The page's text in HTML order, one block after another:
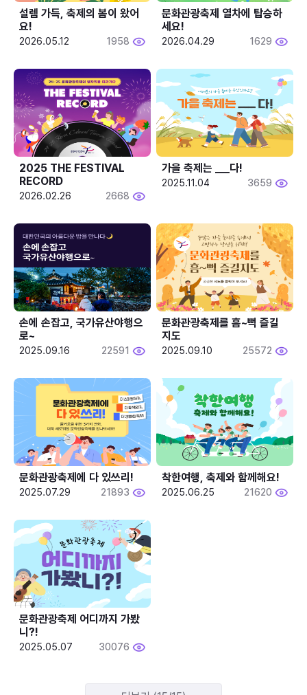
설렘 가득, 축제의 봄이 왔어
요!
2026.05.12 1958
문화관광축제 열차에 탑승하
세요!
2026.04.29 1629
2025 THE FESTIVAL
RECORD
2026.02.26 2668
2025.11.04 3659
손에 손잡고, 국가유산야행으
로~
2025.09.16 22591
문화관광축제를 흠~뻑 즐길
지도
2025.09.10 25572
문화관광축제에 다 있쓰리!
2025.07.29 21893
착한여행, 축제와 함께해요!
2025.06.25 21620
문화관광축제 어디까지 가봤
니?!
2025.05.07 30076